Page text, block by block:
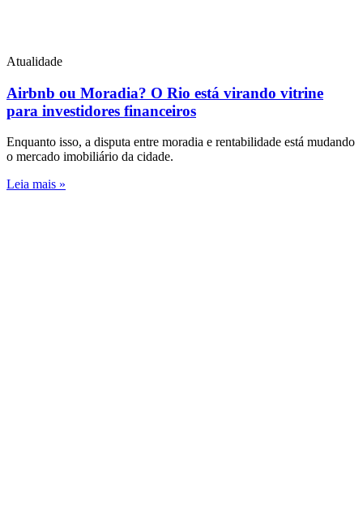
Atualidade
Airbnb ou Moradia? O Rio está virando vitrine
para investidores financeiros
Enquanto isso, a disputa entre moradia e rentabilidade está mudando
o mercado imobiliário da cidade.
Leia mais »